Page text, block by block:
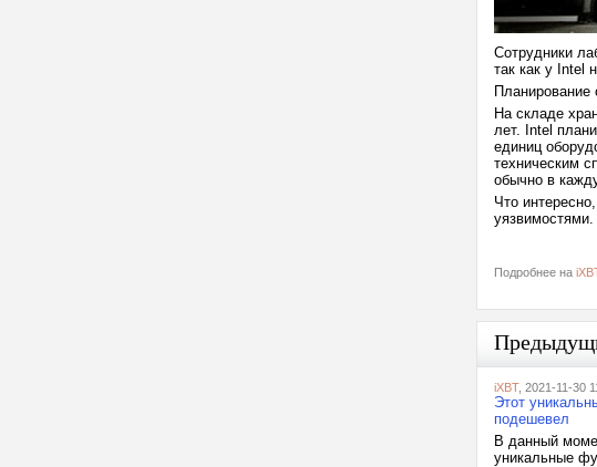
Сотрудники
так как у Intel
Планирование
На складе
лет. Intel
единиц
техническим
обычно в
Что
Подробнее на
iXBT, 2021-11-30
Этот
подешевел
В данный
уникальные